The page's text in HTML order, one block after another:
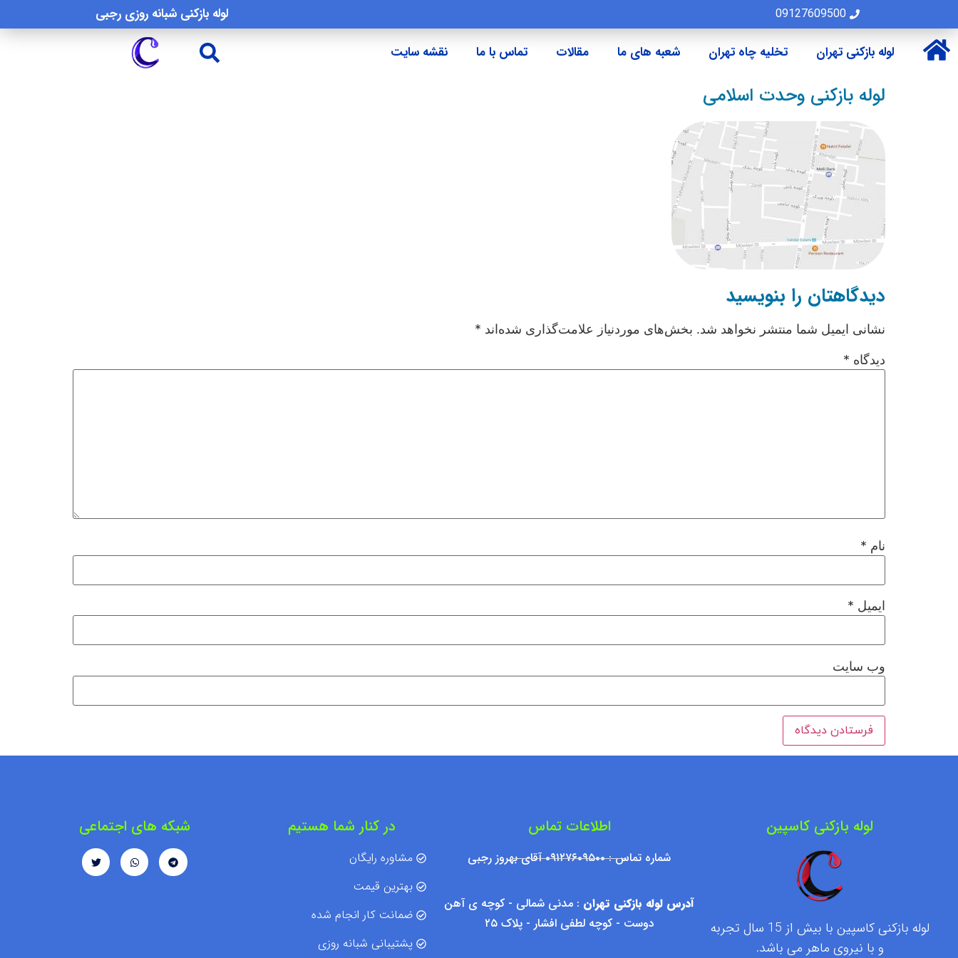
09127609500
لوله بازکنی شبانه روزی رجبی
لوله بازکنی تهران
تخلیه چاه تهران شعبه های ما مقالات تماس با ما نقشه سایت
لوله بازکنی وحدت اسلامی
دیدگاهتان را بنویسید
نشانی ایمیل شما منتشر نخواهد شد. بخش‌های موردنیاز علامت‌گذاری شده‌اند *
دیدگاه *
نام *
ایمیل *
وب‌ سایت
لوله بازکنی کاسپین
لوله بازکنی کاسپین با بیش از 15 سال تجربه
و با نیروی ماهر می باشد.
اطلاعات تماس
شماره تماس : ۰۹۱۲۷۶۰۹۵۰۰ آقای بهروز رجبی
آدرس لوله بازکنی تهران : مدنی شمالی - کوچه ی آهن
دوست - کوچه لطفی افشار - پلاک ۲۵
در کنار شما هستیم
مشاوره رایگان
بهترین قیمت
ضمانت کار انجام شده
پشتیبانی شبانه روزی
شبکه های اجتماعی